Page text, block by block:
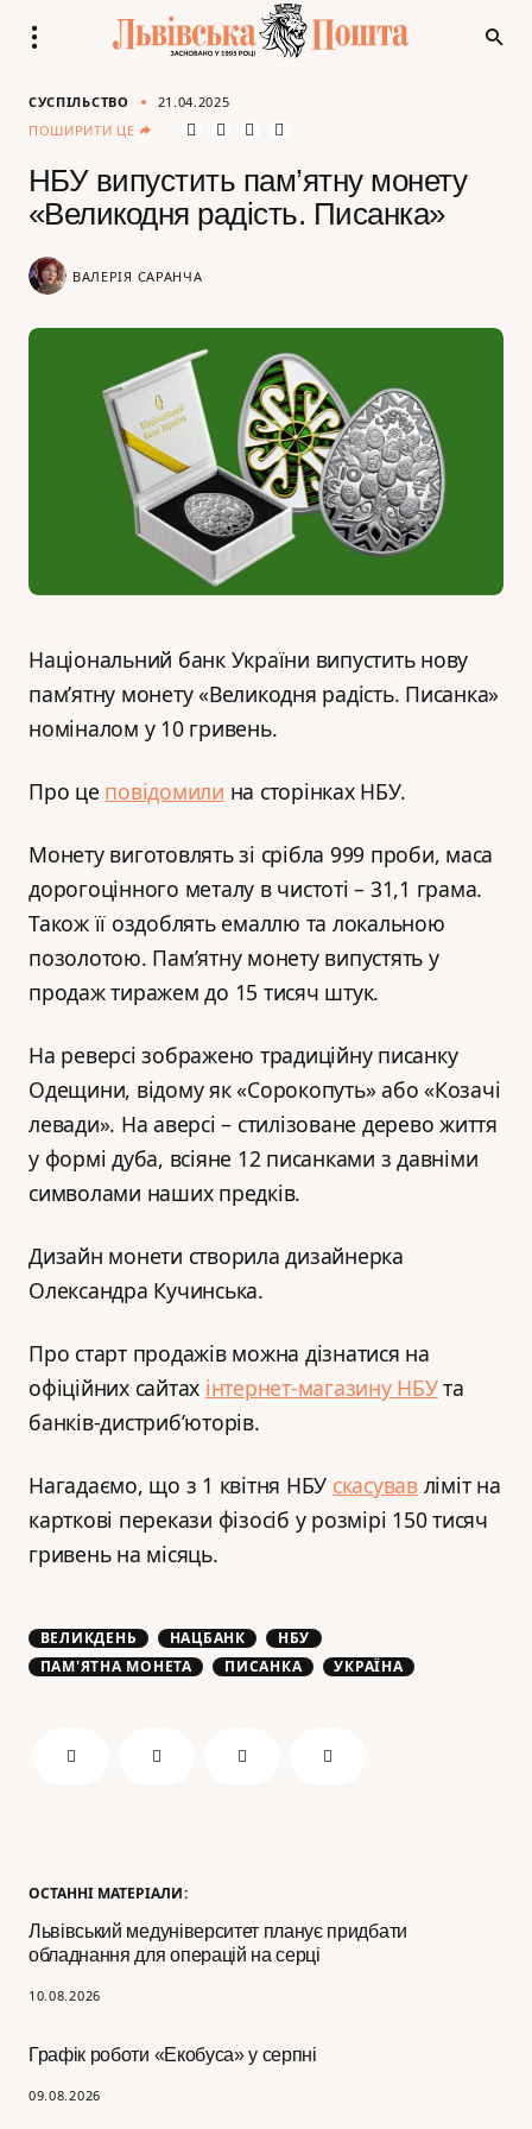
ОСТАННІ МАТЕРІАЛИ:
Львівський медуніверситет планує придбати
обладнання для операцій на серці
10.08.2026
Графік роботи «Екобуса» у серпні
09.08.2026
СУСПІЛЬСТВО
21.04.2025
ПОШИРИТИ ЦЕ
НБУ випустить пам’ятну монету
«Великодня радість. Писанка»
ВАЛЕРІЯ САРАНЧА
Національний банк України випустить нову
пам’ятну монету «Великодня радість. Писанка»
номіналом у 10 гривень.
Про це повідомили на сторінках НБУ.
Монету виготовлять зі срібла 999 проби, маса
дорогоцінного металу в чистоті – 31,1 грама.
Також її оздоблять емаллю та локальною
позолотою. Пам’ятну монету випустять у
продаж тиражем до 15 тисяч штук.
На реверсі зображено традиційну писанку
Одещини, відому як «Сорокопуть» або «Козачі
левади». На аверсі – стилізоване дерево життя
у формі дуба, всіяне 12 писанками з давніми
символами наших предків.
Дизайн монети створила дизайнерка
Олександра Кучинська.
Про старт продажів можна дізнатися на
офіційних сайтах інтернет-магазину НБУта
банків-дистриб’юторів.
Нагадаємо, що з 1 квітня НБУ скасувавліміт на
карткові перекази фізосіб у розмірі 150 тисяч
гривень на місяць.
ВЕЛИКДЕНЬ НАЦБАНК
НБУ
ПАМ'ЯТНА МОНЕТА
ПИСАНКА УКРАЇНА